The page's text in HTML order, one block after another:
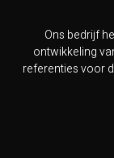
Ons bedrijf
ontwikkeling
referenties voor